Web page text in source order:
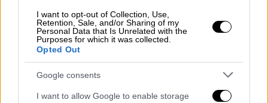
I want to opt-out of Collection, Use,
Retention, Sale, and/or Sharing of my
Personal Data that Is Unrelated with the
Purposes for which it was collected.
Opted Out
Google consents
I want to allow Google to enable storage
περιοχή.
Δύο προσαγωγές από την ΕΛ.ΑΣ.
Από το αιματηρό περιστατικό δυο άνδρες
έχασαν την ζωή του και ακόμα ένας
τραυματίστηκε.